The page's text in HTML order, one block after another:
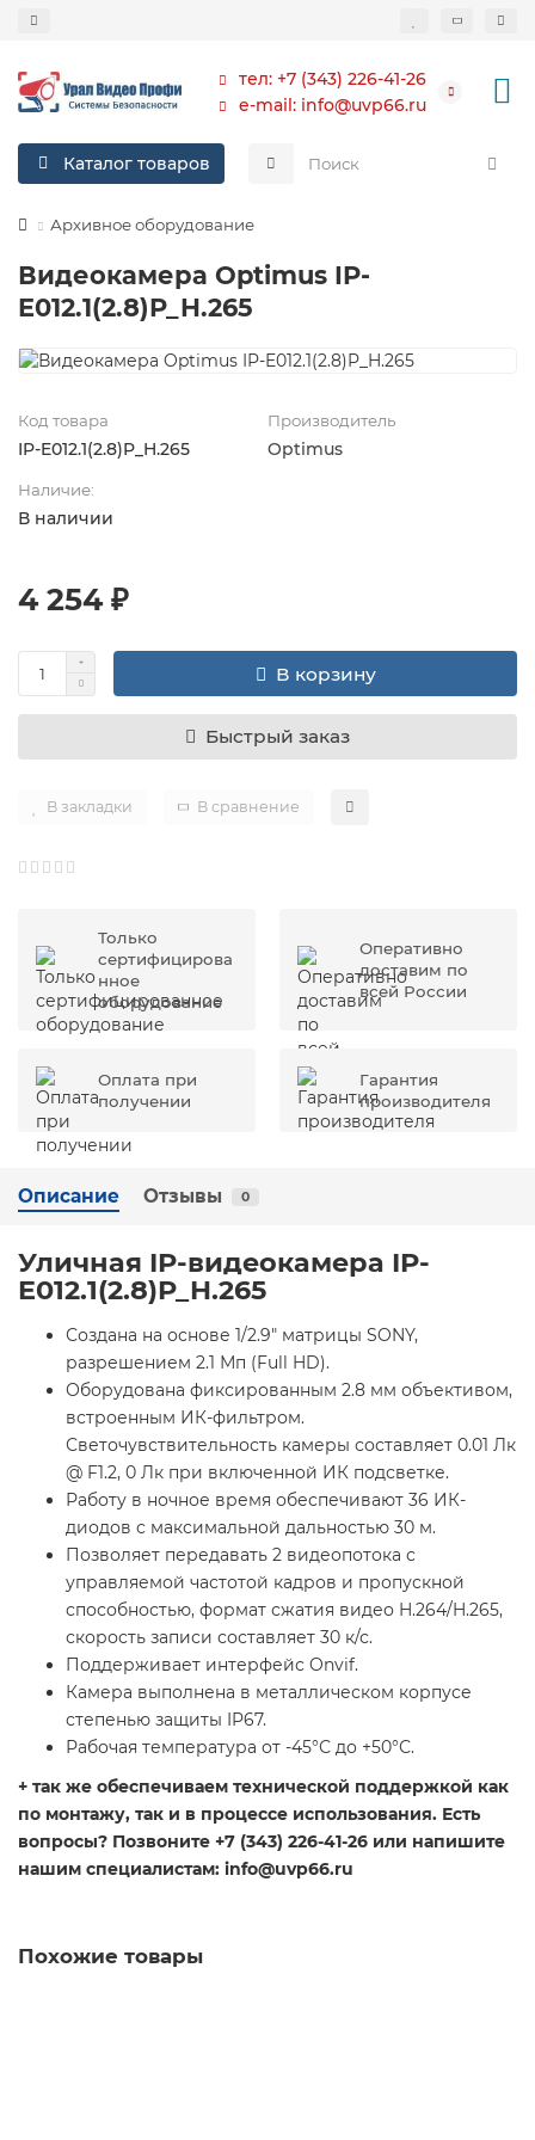
тел: +7 (343) 226-41-26
e-mail: info@uvp66.ru
Каталог товаров
Архивное оборудование
Видеокамера Optimus IP-
E012.1(2.8)P_H.265
Код товара
IP-E012.1(2.8)P_H.265
Производитель
Optimus
Наличие:
В наличии
4 254 ₽
В корзину
Быстрый заказ
В закладки В сравнение
Только
сертифицирова
нное
оборудование
Оперативно
доставим по
всей России
Оплата при
получении
Гарантия
производителя
Описание Отзывы 0
Уличная IP-видеокамера IP-
E012.1(2.8)P_H.265
Создана на основе 1/2.9" матрицы SONY,
разрешением 2.1 Мп (Full HD).
Оборудована фиксированным 2.8 мм объективом,
встроенным ИК-фильтром.
Светочувствительность камеры составляет 0.01 Лк
@ F1.2, 0 Лк при включенной ИК подсветке.
Работу в ночное время обеспечивают 36 ИК-
диодов с максимальной дальностью 30 м.
Позволяет передавать 2 видеопотока с
управляемой частотой кадров и пропускной
способностью, формат сжатия видео H.264/H.265,
скорость записи составляет 30 к/с.
Поддерживает интерфейс Onvif.
Камера выполнена в металлическом корпусе
степенью защиты IP67.
Рабочая температура от -45°С до +50°С.
+ так же обеспечиваем технической поддержкой как
по монтажу, так и в процессе использования. Есть
вопросы? Позвоните +7 (343) 226-41-26 или напишите
нашим специалистам: info@uvp66.ru
Похожие товары